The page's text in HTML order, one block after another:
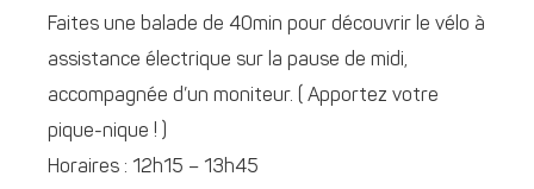
Faites une balade de 40min pour découvrir le vélo à
assistance électrique sur la pause de midi,
accompagnée d’un moniteur. ( Apportez votre
pique-nique ! )
Horaires : 12h15 – 13h45